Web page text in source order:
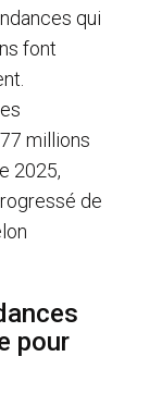
qui
font
millions
2025,
de
pour